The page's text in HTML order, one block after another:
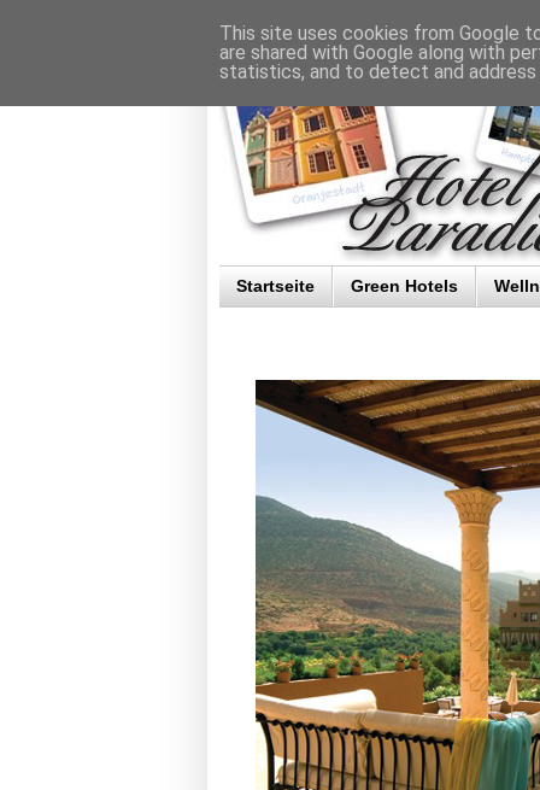
Startseite Green Hotels
This site uses cookies from Google
are shared with Google along with
statistics, and to detect and address